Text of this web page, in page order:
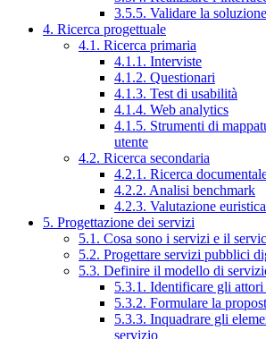
3.5.5. Validare la
4. Ricerca progettuale
4.1. Ricerca primaria
4.1.1. Interviste
4.1.2. Questionari
4.1.3. Test di usabilità
4.1.4. Web analytics
4.1.5. Strumenti di
utente
4.2. Ricerca secondaria
4.2.1. Ricerca
4.2.2. Analisi benchmark
4.2.3. Valutazione euristica
5. Progettazione dei servizi
5.1. Cosa sono i servizi e il
5.2. Progettare servizi pubblici
5.3. Definire il modello di
5.3.1. Identificare gli
5.3.2. Formulare la
5.3.3. Inquadrare gli
servizio